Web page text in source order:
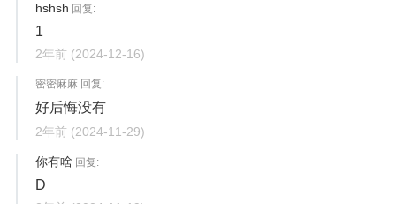
hshsh 回复:
1
2年前 (2024-12-16)
密密麻麻 回复:
好后悔没有
2年前 (2024-11-29)
你有啥 回复:
D